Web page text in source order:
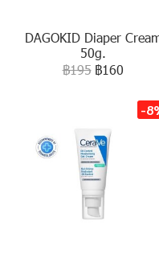
DAGOKID Diaper
50g.
฿195 ฿160
-